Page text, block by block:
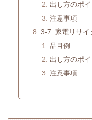
出し方のポイ
注意事項
3-7. 家電リサイ
品目例
出し方のポイ
注意事項